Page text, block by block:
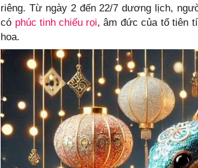
riêng. Từ ngày 2 đến 22/7 dương lịch,
có phúc tinh chiếu rọi, âm đức của tổ tiên
hoa.